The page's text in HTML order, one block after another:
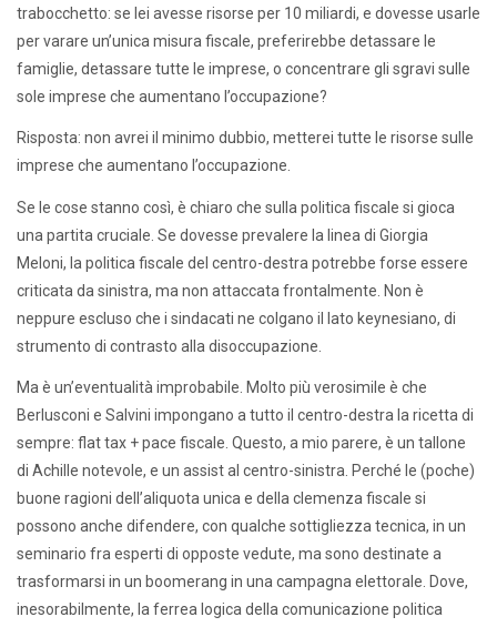
trabocchetto: se lei avesse risorse per 10 miliardi, e dovesse usarle
per varare un’unica misura fiscale, preferirebbe detassare le
famiglie, detassare tutte le imprese, o concentrare gli sgravi sulle
sole imprese che aumentano l’occupazione?
Risposta: non avrei il minimo dubbio, metterei tutte le risorse sulle
imprese che aumentano l’occupazione.
Se le cose stanno così, è chiaro che sulla politica fiscale si gioca
una partita cruciale. Se dovesse prevalere la linea di Giorgia
Meloni, la politica fiscale del centro-destra potrebbe forse essere
criticata da sinistra, ma non attaccata frontalmente. Non è
neppure escluso che i sindacati ne colgano il lato keynesiano, di
strumento di contrasto alla disoccupazione.
Ma è un’eventualità improbabile. Molto più verosimile è che
Berlusconi e Salvini impongano a tutto il centro-destra la ricetta di
sempre: flat tax + pace fiscale. Questo, a mio parere, è un tallone
di Achille notevole, e un assist al centro-sinistra. Perché le (poche)
buone ragioni dell’aliquota unica e della clemenza fiscale si
possono anche difendere, con qualche sottigliezza tecnica, in un
seminario fra esperti di opposte vedute, ma sono destinate a
trasformarsi in un boomerang in una campagna elettorale. Dove,
inesorabilmente, la ferrea logica della comunicazione politica